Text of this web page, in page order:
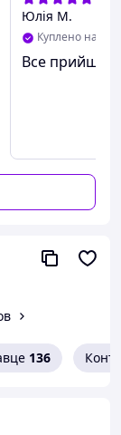
полного
пройти
Юлія М.
Куплено на
Все прийшло
136